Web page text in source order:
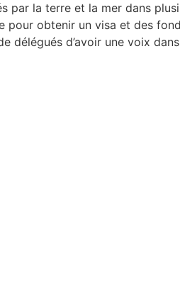
par la terre et la mer dans
obtenir un visa et des
délégués d’avoir une voix